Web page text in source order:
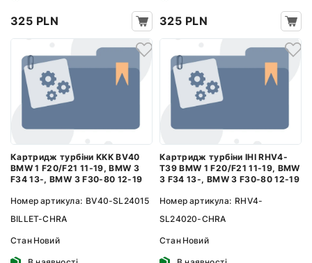
325 PLN 325 PLN
Картридж турбіни KKK BV40
BMW 1 F20/F21 11-19, BMW 3
F34 13-, BMW 3 F30-80 12-19
Номер артикула: BV40-SL24015
BILLET-CHRA
Стан Новий
Картридж турбіни IHI RHV4-
T39 BMW 1 F20/F21 11-19, BMW
3 F34 13-, BMW 3 F30-80 12-19
Номер артикула: RHV4-
SL24020-CHRA
Стан Новий